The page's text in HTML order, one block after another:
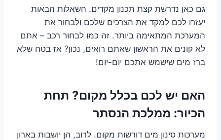
גם כאן נדרשת קצת תכנון מקדים. השאלות הבאות
יעזרו לכם למקד את הצרכים שלכם ולבחור את
המערכת המתאימה ביותר. זה כמו לבחור רכב – אתם
לא קונים את הראשון שאתם רואים, נכון? אז בטח שלא
ברז מים שישמש אתכם יום-יום!
האם יש לכם בכלל מקום? תחת
הכיור: ממלכת הנסתר
מערכות סינון מים דורשות מקום. לרוב, הן יושבות בארון